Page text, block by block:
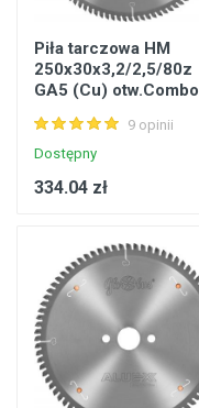
Piła tarczowa HM
250x30x3,2/2,5/80z
GA5 (Cu) otw.Combo
tworzyw pow.3mm
9 opinii
Dostępny
334.04 zł